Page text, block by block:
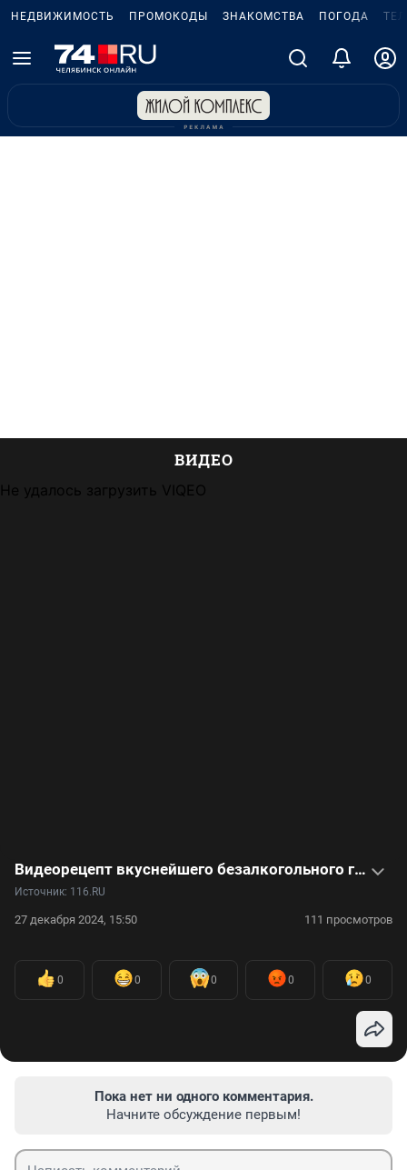
НЕДВИЖИМОСТЬ ПРОМОКОДЫ ЗНАКОМСТВА ПОГОДА
ВИДЕО
Не удалось загрузить VIQEO
Видеорецепт вкуснейшего безалкогольного глинтвейна
Источник: 116.RU
27 декабря 2024, 15:50 111 просмотров
0 0 0 0 0
Пока нет ни одного комментария.
Начните обсуждение первым!